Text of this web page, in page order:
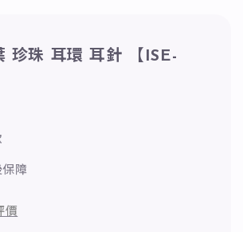
珍珠 耳環 耳針 【ISE-
障
價